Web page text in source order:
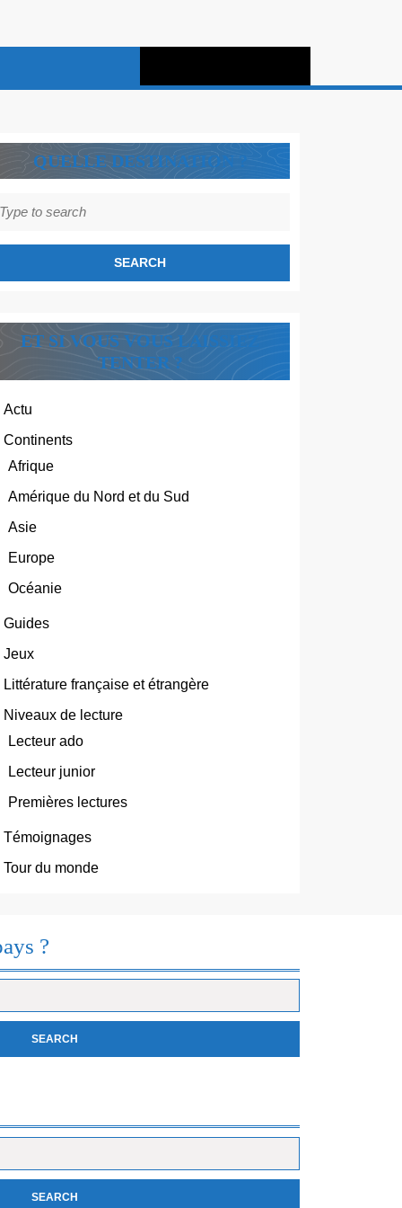
QUELLE DESTINATION ?
ET SI VOUS VOUS LAISSIEZ
TENTER ?
Actu
Continents
Afrique
Amérique du Nord et du Sud
Asie
Europe
Océanie
Guides
Jeux
Littérature française et étrangère
Niveaux de lecture
Lecteur ado
Lecteur junior
Premières lectures
Témoignages
Tour du monde
?